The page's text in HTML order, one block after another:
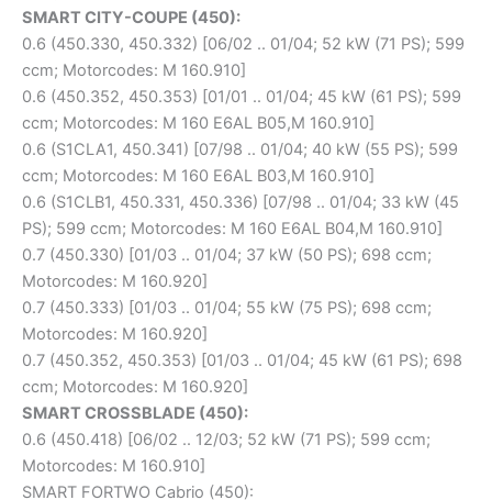
SMART CITY-COUPE (450):
0.6 (450.330, 450.332) [06/02 .. 01/04; 52 kW (71 PS); 599
ccm; Motorcodes: M 160.910]
0.6 (450.352, 450.353) [01/01 .. 01/04; 45 kW (61 PS); 599
ccm; Motorcodes: M 160 E6AL B05,M 160.910]
0.6 (S1CLA1, 450.341) [07/98 .. 01/04; 40 kW (55 PS); 599
ccm; Motorcodes: M 160 E6AL B03,M 160.910]
0.6 (S1CLB1, 450.331, 450.336) [07/98 .. 01/04; 33 kW (45
PS); 599 ccm; Motorcodes: M 160 E6AL B04,M 160.910]
0.7 (450.330) [01/03 .. 01/04; 37 kW (50 PS); 698 ccm;
Motorcodes: M 160.920]
0.7 (450.333) [01/03 .. 01/04; 55 kW (75 PS); 698 ccm;
Motorcodes: M 160.920]
0.7 (450.352, 450.353) [01/03 .. 01/04; 45 kW (61 PS); 698
ccm; Motorcodes: M 160.920]
SMART CROSSBLADE (450):
0.6 (450.418) [06/02 .. 12/03; 52 kW (71 PS); 599 ccm;
Motorcodes: M 160.910]
SMART FORTWO Cabrio (450):